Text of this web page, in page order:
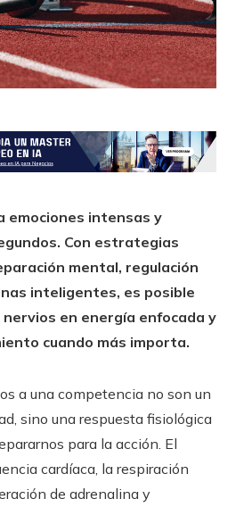
emociones intensas y
Con estrategias
mental, regulación
inteligentes, es posible
en energía enfocada y
cuando más importa.
a una competencia no son un
sino una respuesta fisiológica
para la acción. El
cardíaca, la respiración
de adrenalina y